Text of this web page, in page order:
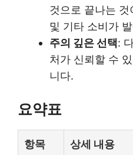
것으로 끝나는 것
및 기타 소비가
주의 깊은 선택:
처가 신뢰할 수
니다.
요약표
항목 상세 내용